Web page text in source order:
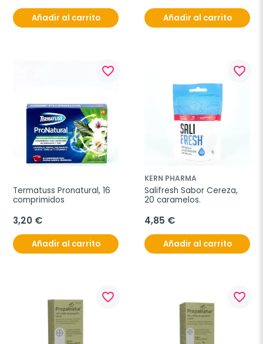
Añadir al carrito Añadir al carrito
favorite_border
Termatuss Pronatural, 16
comprimidos
3,20 €
Añadir al carrito
favorite_border
KERN PHARMA
Salifresh Sabor Cereza,
20 caramelos.
4,85 €
Añadir al carrito
favorite_border favorite_border